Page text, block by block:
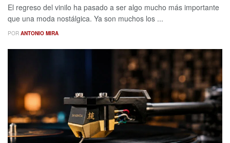
El regreso del vinilo ha pasado a ser algo mucho más importante
que una moda nostálgica. Ya son muchos los ...
POR ANTONIO MIRA